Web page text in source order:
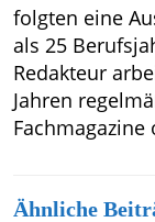
folgten eine
als 25
Redakteur
Jahren
Ähnliche